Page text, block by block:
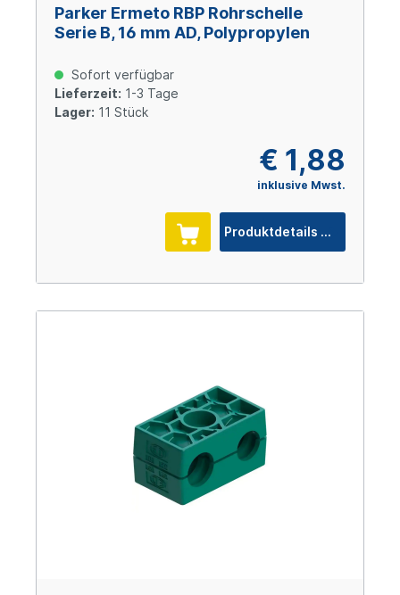
Parker Ermeto RBP Rohrschelle
Serie B, 16 mm AD, Polypropylen
Sofort verfügbar
Lieferzeit: 1-3 Tage
Lager: 11 Stück
€ 1,88
inklusive Mwst.
Produktdetails